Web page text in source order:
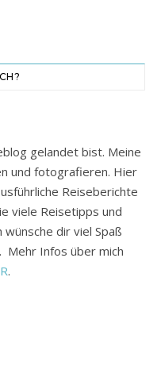
gelandet bist. Meine
und fotografieren. Hier
Reiseberichte
viele Reisetipps und
dir viel Spaß
Mehr Infos über mich
.